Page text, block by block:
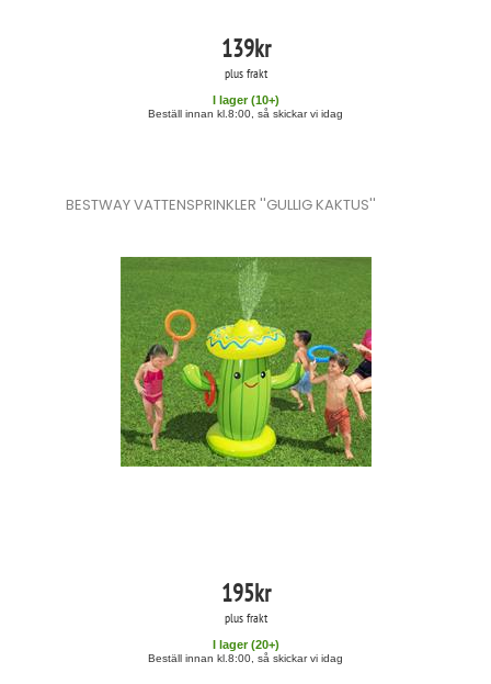
139kr
plus frakt
I lager (10+)
Beställ innan kl.8:00, så skickar vi idag
BESTWAY VATTENSPRINKLER ''GULLIG KAKTUS''
195kr
plus frakt
I lager (20+)
Beställ innan kl.8:00, så skickar vi idag